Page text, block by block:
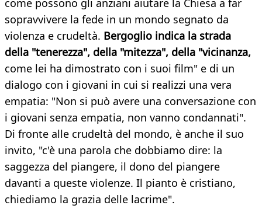
come possono gli anziani aiutare la Chiesa a far
sopravvivere la fede in un mondo segnato da
violenza e crudeltà. Bergoglio indica la strada
della "tenerezza", della "mitezza", della "vicinanza,
come lei ha dimostrato con i suoi film" e di un
dialogo con i giovani in cui si realizzi una vera
empatia: "Non si può avere una conversazione con
i giovani senza empatia, non vanno condannati".
Di fronte alle crudeltà del mondo, è anche il suo
invito, "c'è una parola che dobbiamo dire: la
saggezza del piangere, il dono del piangere
davanti a queste violenze. Il pianto è cristiano,
chiediamo la grazia delle lacrime".